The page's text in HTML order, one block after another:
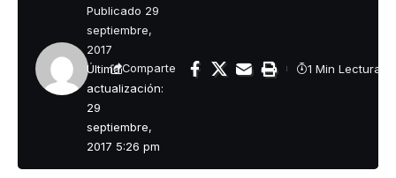
Última
actualización:
29
septiembre,
2017 5:26 pm
Publicado 29
septiembre,
2017
Comparte 1 Min Lectura